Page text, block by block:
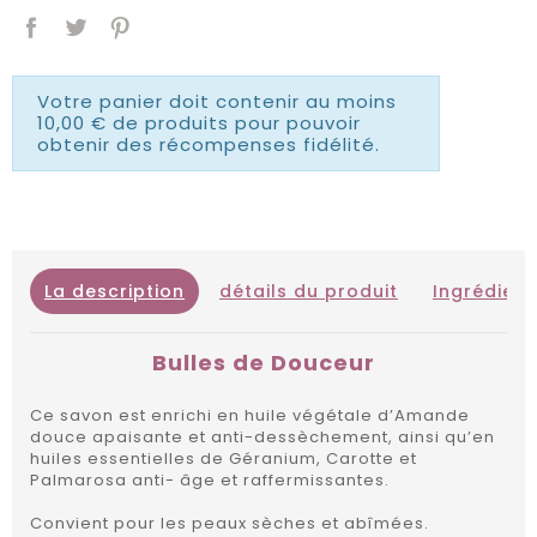
Votre panier doit contenir au moins
10,00 € de produits pour pouvoir
obtenir des récompenses fidélité.
La description détails du produit
Bulles de Douceur
Ce savon est enrichi en huile végétale d’Amande
douce apaisante et anti-dessèchement, ainsi qu’en
huiles essentielles de Géranium, Carotte et
Palmarosa anti- âge et raffermissantes.
Convient pour les peaux sèches et abîmées.